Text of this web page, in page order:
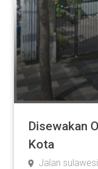
Disewakan
Kota
Jalan